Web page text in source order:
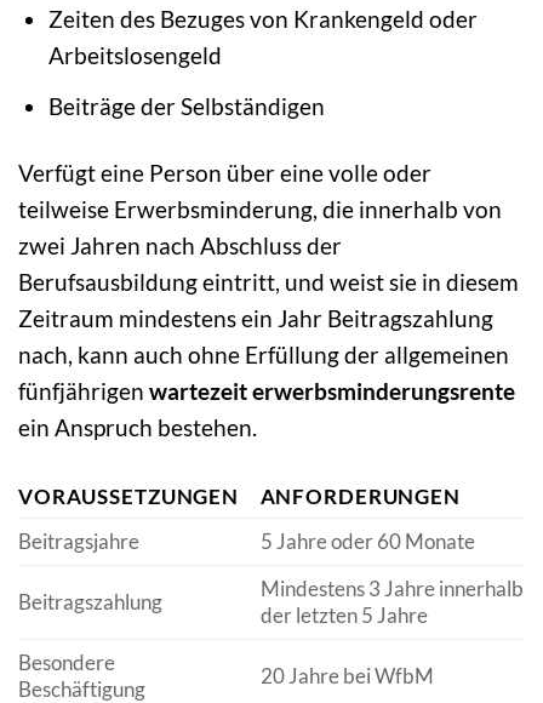
Zeiten des Bezuges von Krankengeld oder
Arbeitslosengeld
Beiträge der Selbständigen
Verfügt eine Person über eine volle oder
teilweise Erwerbsminderung, die innerhalb von
zwei Jahren nach Abschluss der
Berufsausbildung eintritt, und weist sie in diesem
Zeitraum mindestens ein Jahr Beitragszahlung
nach, kann auch ohne Erfüllung der allgemeinen
fünfjährigen wartezeit erwerbsminderungsrente
ein Anspruch bestehen.
VORAUSSETZUNGEN
ANFORDERUNGEN
Beitragsjahre
5 Jahre oder 60 Monate
Beitragszahlung
Mindestens 3 Jahre innerhalb
der letzten 5 Jahre
Besondere
Beschäftigung
20 Jahre bei WfbM